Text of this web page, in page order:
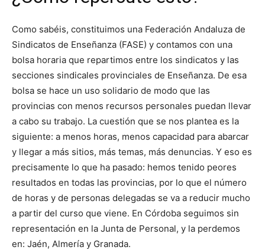
Como sabéis, constituimos una Federación Andaluza de
Sindicatos de Enseñanza (FASE) y contamos con una
bolsa horaria que repartimos entre los sindicatos y las
secciones sindicales provinciales de Enseñanza. De esa
bolsa se hace un uso solidario de modo que las
provincias con menos recursos personales puedan llevar
a cabo su trabajo. La cuestión que se nos plantea es la
siguiente: a menos horas, menos capacidad para abarcar
y llegar a más sitios, más temas, más denuncias. Y eso es
precisamente lo que ha pasado: hemos tenido peores
resultados en todas las provincias, por lo que el número
de horas y de personas delegadas se va a reducir mucho
a partir del curso que viene. En Córdoba seguimos sin
representación en la Junta de Personal, y la perdemos
en: Jaén, Almería y Granada.